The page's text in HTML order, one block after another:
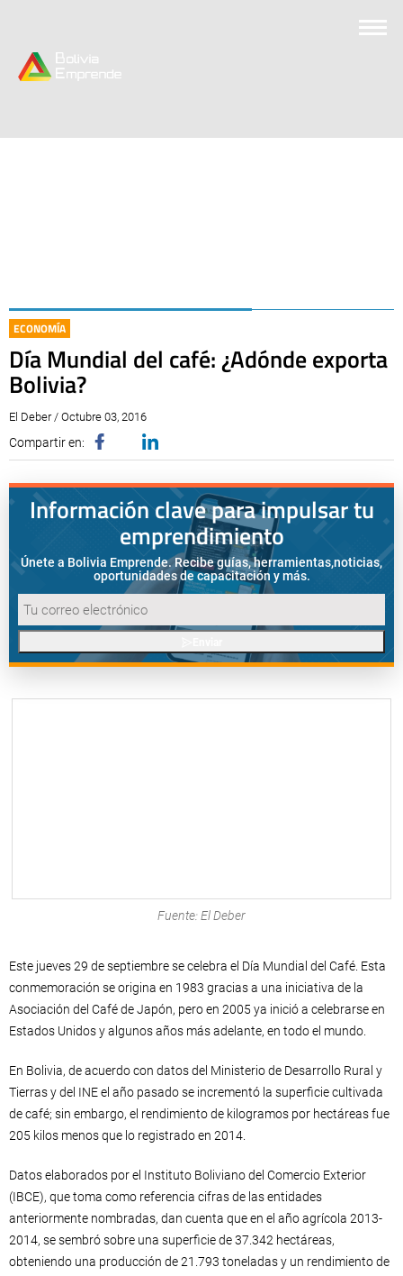
ECONOMÍA
Día Mundial del café: ¿Adónde exporta
Bolivia?
El Deber / Octubre 03, 2016
Compartir en:
Información clave para impulsar tu
emprendimiento
Únete a Bolivia Emprende. Recibe guías, herramientas,noticias,
oportunidades de capacitación y más.
Fuente: El Deber
Este jueves 29 de septiembre se celebra el Día Mundial del Café. Esta
conmemoración se origina en 1983 gracias a una iniciativa de la
Asociación del Café de Japón, pero en 2005 ya inició a celebrarse en
Estados Unidos y algunos años más adelante, en todo el mundo.
En Bolivia, de acuerdo con datos del Ministerio de Desarrollo Rural y
Tierras y del INE el año pasado se incrementó la superficie cultivada
de café; sin embargo, el rendimiento de kilogramos por hectáreas fue
205 kilos menos que lo registrado en 2014.
Datos elaborados por el Instituto Boliviano del Comercio Exterior
(IBCE), que toma como referencia cifras de las entidades
anteriormente nombradas, dan cuenta que en el año agrícola 2013-
2014, se sembró sobre una superficie de 37.342 hectáreas,
obteniendo una producción de 21.793 toneladas y un rendimiento de